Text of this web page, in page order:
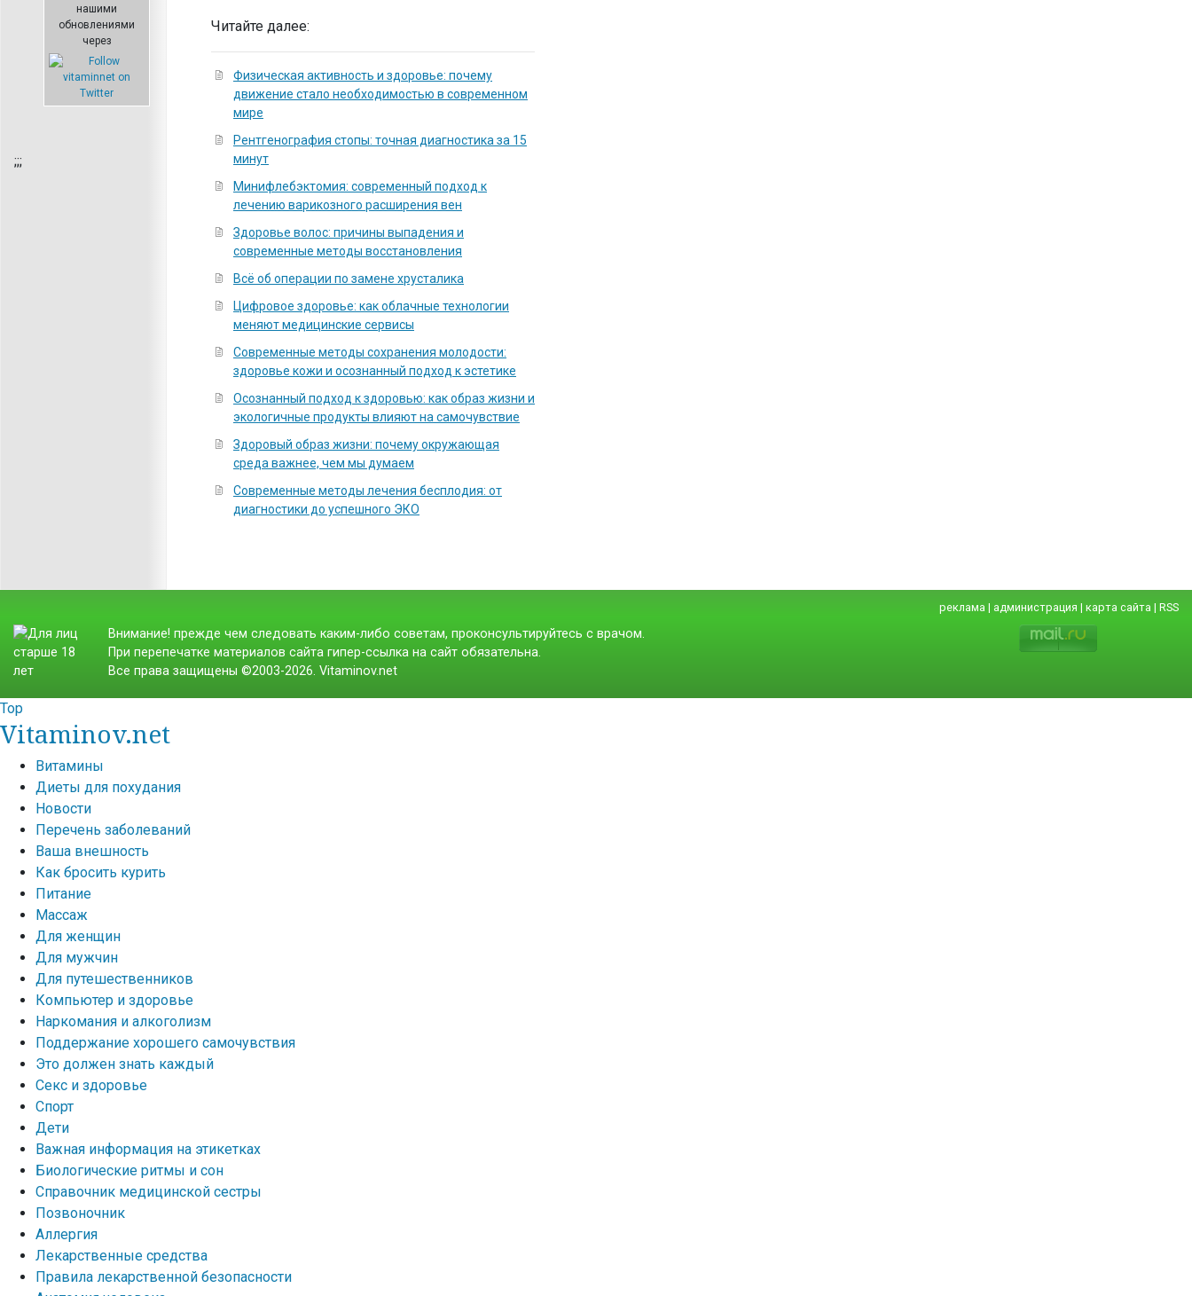
нашими
обновлениями
через
;;;
Читайте далее:
Физическая активность и здоровье: почему
движение стало необходимостью в современном
мире
Рентгенография стопы: точная диагностика за 15
минут
Минифлебэктомия: современный подход к
лечению варикозного расширения вен
Здоровье волос: причины выпадения и
современные методы восстановления
Всё об операции по замене хрусталика
Цифровое здоровье: как облачные технологии
меняют медицинские сервисы
Современные методы сохранения молодости:
здоровье кожи и осознанный подход к эстетике
Осознанный подход к здоровью: как образ жизни и
экологичные продукты влияют на самочувствие
Здоровый образ жизни: почему окружающая
среда важнее, чем мы думаем
Современные методы лечения бесплодия: от
диагностики до успешного ЭКО
реклама | администрация | карта сайта | RSS
Внимание! прежде чем следовать каким-либо советам, проконсультируйтесь с врачом.
При перепечатке материалов сайта гипер-ссылка на сайт обязательна.
Все права защищены ©2003-2026. Vitaminov.net
Top
Vitaminov.net
Витамины
Диеты для похудания
Новости
Перечень заболеваний
Ваша внешность
Как бросить курить
Питание
Массаж
Для женщин
Для мужчин
Для путешественников
Компьютер и здоровье
Наркомания и алкоголизм
Поддержание хорошего самочувствия
Это должен знать каждый
Секс и здоровье
Спорт
Дети
Важная информация на этикетках
Биологические ритмы и сон
Справочник медицинской сестры
Позвоночник
Аллергия
Лекарственные средства
Правила лекарственной безопасности